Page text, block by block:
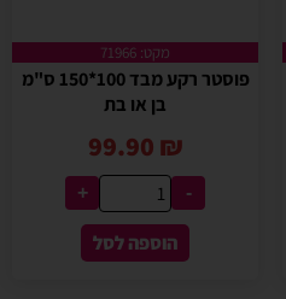
מקט: 71966
פוסטר רקע מבד 100*150 ס"מ
בן או בת
99.90 ₪
-
+
הוספה לסל